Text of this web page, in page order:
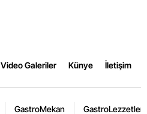
Video Galeriler Künye İletişim
GastroMekan GastroLezzetler